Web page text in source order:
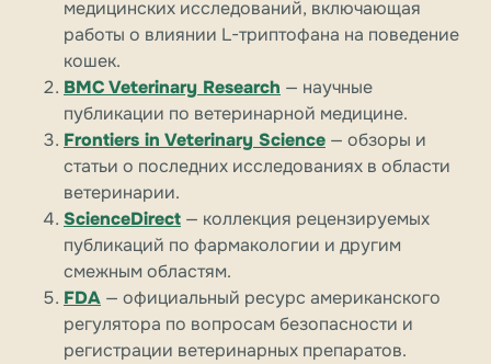
медицинских исследований, включающая
работы о влиянии L-триптофана на поведение
кошек.
BMC Veterinary Research — научные
публикации по ветеринарной медицине.
Frontiers in Veterinary Science — обзоры и
статьи о последних исследованиях в области
ветеринарии.
ScienceDirect — коллекция рецензируемых
публикаций по фармакологии и другим
смежным областям.
FDA — официальный ресурс американского
регулятора по вопросам безопасности и
регистрации ветеринарных препаратов.